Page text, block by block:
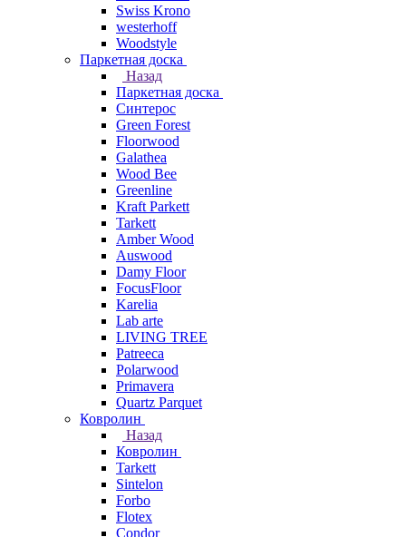
Swiss Krono
westerhoff
Woodstyle
Паркетная доска
Назад
Паркетная доска
Синтерос
Green Forest
Floorwood
Galathea
Wood Bee
Greenline
Kraft Parkett
Tarkett
Amber Wood
Auswood
Damy Floor
FocusFloor
Karelia
Lab arte
LIVING TREE
Patreeca
Polarwood
Primavera
Quartz Parquet
Ковролин
Назад
Ковролин
Tarkett
Sintelon
Forbo
Flotex
Condor